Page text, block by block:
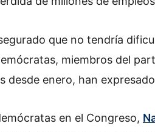
que no tendría
miembros del
desde enero, han
en el Congreso,